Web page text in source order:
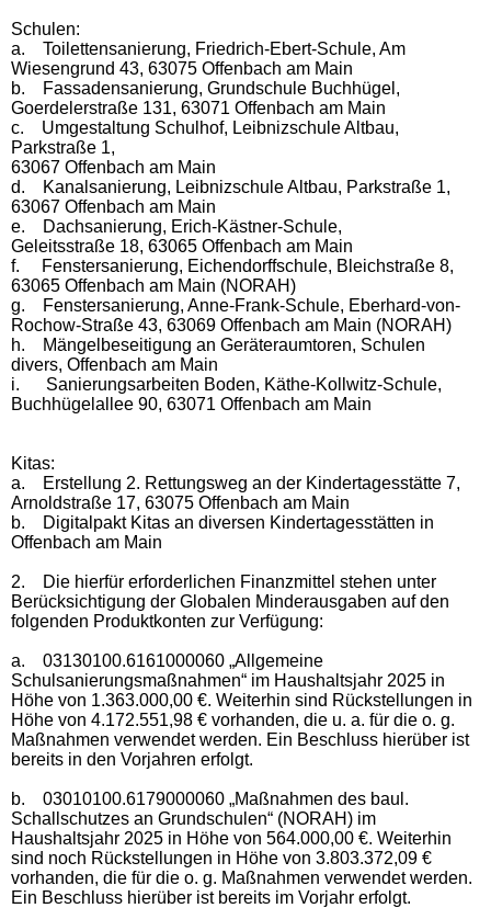
Schulen:
a.
Toilettensanierung, Friedrich-Ebert-Schule, Am
Wiesengrund 43, 63075 Offenbach am Main
b.
Fassadensanierung, Grundschule Buchhügel,
Goerdelerstraße 131, 63071 Offenbach am Main
c.
Umgestaltung Schulhof, Leibnizschule Altbau,
Parkstraße 1,
63067 Offenbach am Main
d.
Kanalsanierung, Leibnizschule Altbau, Parkstraße 1,
63067 Offenbach am Main
e.
Dachsanierung, Erich-Kästner-Schule,
Geleitsstraße 18, 63065 Offenbach am Main
f.
Fenstersanierung, Eichendorffschule, Bleichstraße 8,
63065 Offenbach am Main (NORAH)
g.
Fenstersanierung, Anne-Frank-Schule, Eberhard-von-
Rochow-Straße 43, 63069 Offenbach am Main (NORAH)
h.
Mängelbeseitigung an Geräteraumtoren, Schulen
divers, Offenbach am Main
i.
Sanierungsarbeiten Boden, Käthe-Kollwitz-Schule,
Buchhügelallee 90, 63071 Offenbach am Main
Kitas:
a.
Erstellung 2. Rettungsweg an der Kindertagesstätte 7,
Arnoldstraße 17, 63075 Offenbach am Main
b.
Digitalpakt Kitas an diversen Kindertagesstätten in
Offenbach am Main
2.
Die hierfür erforderlichen Finanzmittel stehen unter
Berücksichtigung der Globalen Minderausgaben auf den
folgenden Produktkonten zur Verfügung:
a.
03130100.6161000060 „Allgemeine
Schulsanierungsmaßnahmen“ im Haushaltsjahr 2025 in
Höhe von 1.363.000,00 €. Weiterhin sind Rückstellungen in
Höhe von 4.172.551,98 € vorhanden, die u. a. für die o. g.
Maßnahmen verwendet werden. Ein Beschluss hierüber ist
bereits in den Vorjahren erfolgt.
b.
03010100.6179000060 „Maßnahmen des baul.
Schallschutzes an Grundschulen“ (NORAH) im
Haushaltsjahr 2025 in Höhe von 564.000,00 €. Weiterhin
sind noch Rückstellungen in Höhe von 3.803.372,09 €
vorhanden, die für die o. g. Maßnahmen verwendet werden.
Ein Beschluss hierüber ist bereits im Vorjahr erfolgt.